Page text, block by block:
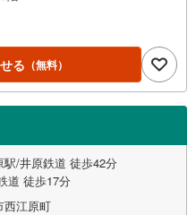
る （無料）
/井原鉄道 徒歩42分
道 徒歩17分
西江原町